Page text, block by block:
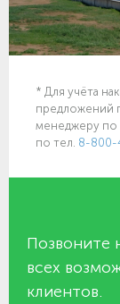
* Для учёта
предложений
менеджеру по
по тел. 8-800-
Позвоните
всех
клиентов.